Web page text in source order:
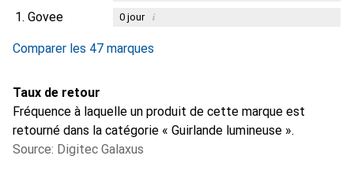
1. Govee 0jour i
Comparer les 47 marques
Taux de retour
Fréquence à laquelle un produit de cette marque est
retourné dans la catégorie « Guirlande lumineuse ».
Source: Digitec Galaxus